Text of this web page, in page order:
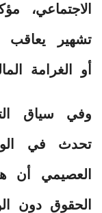
الاجتماعي،
تشهير يعاقب
أو الغرامة
وفي سياق
تحدث في
العصيمي أن
الحقوق دون